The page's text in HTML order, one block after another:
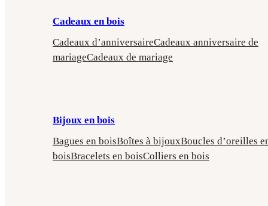
Cadeaux en bois
Cadeaux d’anniversaireCadeaux anniversaire de
mariageCadeaux de mariage
Bijoux en bois
Bagues en boisBoîtes à bijouxBoucles d’oreilles
boisBracelets en boisColliers en bois